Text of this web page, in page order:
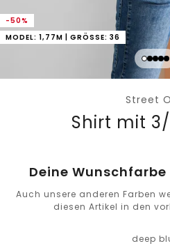
-50%
MODEL: 1,77M | GRÖSSE: 36
Street
Shirt mit
Deine
Auch unsere anderen Farben
diesen Artikel in den
deep